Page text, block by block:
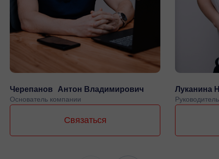
Черепанов Антон Владимирович
Основатель компании
Связаться
Луканина